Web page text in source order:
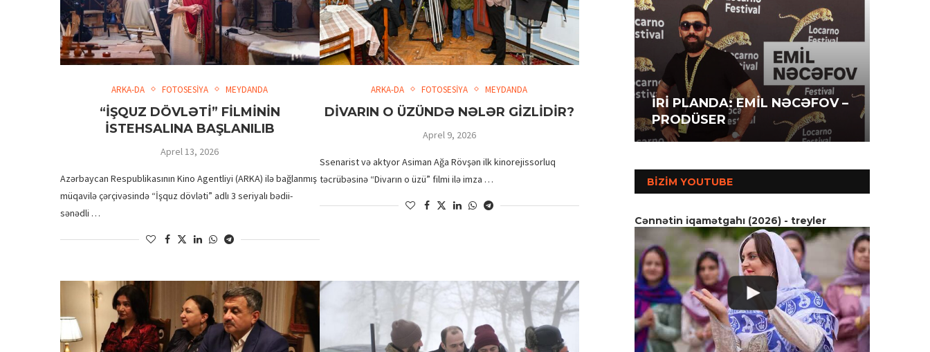
ARKA-DA FOTOSESİYA MEYDANDA
“İŞQUZ DÖVLƏTİ” FİLMİNİN
İSTEHSALINA BAŞLANILIB
Aprel 13, 2026
Azərbaycan Respublikasının Kino Agentliyi (ARKA) ilə bağlanmış
müqavilə çərçivəsində “İşquz dövləti” adlı 3 seriyalı bədii-
sənədli …
ARKA-DA FOTOSESİYA MEYDANDA
DİVARIN O ÜZÜNDƏ NƏLƏR GİZLİDİR?
Aprel 9, 2026
Ssenarist və aktyor Asiman Ağa Rövşən ilk kinorejissorluq
təcrübəsinə “Divarın o üzü” filmi ilə imza …
İRİ PLANDA: EMİL NƏCƏFOV –
PRODÜSER
İRİ PLANDA: İLAHƏ
HƏSƏNOVA – AKTRİSA
BIZIM YOUTUBE
Cənnətin iqamətgahı (2026) - treyler